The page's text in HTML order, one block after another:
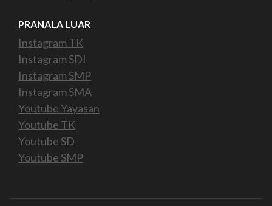
PRANALA LUAR
Instagram TK
Instagram SDI
Instagram SMP
Instagram SMA
Youtube Yayasan
Youtube TK
Youtube SD
Youtube SMP